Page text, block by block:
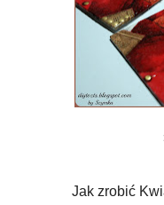
Jak zrobić